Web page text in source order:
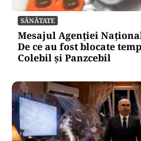
SĂNĂTATE
Mesajul Agenției
De ce au fost blocate
Colebil și Panzcebil